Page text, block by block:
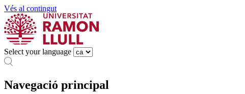
Vés al contingut
Select your language
Navegació principal